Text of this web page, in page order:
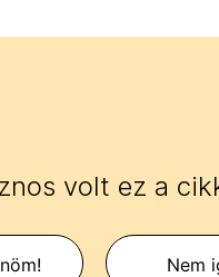
volt ez a
Nem